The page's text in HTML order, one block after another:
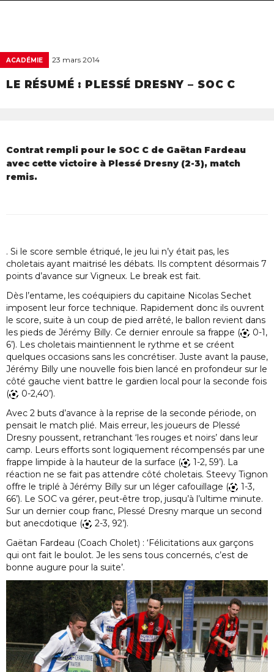
ACADÉMIE 23 mars 2014
LE RÉSUMÉ : PLESSÉ DRESNY – SOC C
Contrat rempli pour le SOC C de Gaëtan Fardeau
avec cette victoire à Plessé Dresny (2-3), match
remis.
. Si le score semble étriqué, le jeu lui n’y était pas, les
choletais ayant maitrisé les débats. Ils comptent désormais 7
points d’avance sur Vigneux. Le break est fait.
Dès l’entame, les coéquipiers du capitaine Nicolas Sechet
imposent leur force technique. Rapidement donc ils ouvrent
le score, suite à un coup de pied arrêté, le ballon revient dans
les pieds de Jérémy Billy. Ce dernier enroule sa frappe (
0-1,
6’). Les choletais maintiennent le rythme et se créent
quelques occasions sans les concrétiser. Juste avant la pause,
Jérémy Billy une nouvelle fois bien lancé en profondeur sur le
côté gauche vient battre le gardien local pour la seconde fois
(
0-2,40’).
Avec 2 buts d’avance à la reprise de la seconde période, on
pensait le match plié. Mais erreur, les joueurs de Plessé
Dresny poussent, retranchant ‘les rouges et noirs’ dans leur
camp. Leurs efforts sont logiquement récompensés par une
frappe limpide à la hauteur de la surface (
1-2, 59’). La
réaction ne se fait pas attendre côté choletais. Steevy Tignon
offre le triplé à Jérémy Billy sur un léger cafouillage (
1-3,
66’). Le SOC va gérer, peut-être trop, jusqu’à l’ultime minute.
Sur un dernier coup franc, Plessé Dresny marque un second
but anecdotique (
2-3, 92’).
Gaëtan Fardeau (Coach Cholet) : ‘Félicitations aux garçons
qui ont fait le boulot. Je les sens tous concernés, c’est de
bonne augure pour la suite’.